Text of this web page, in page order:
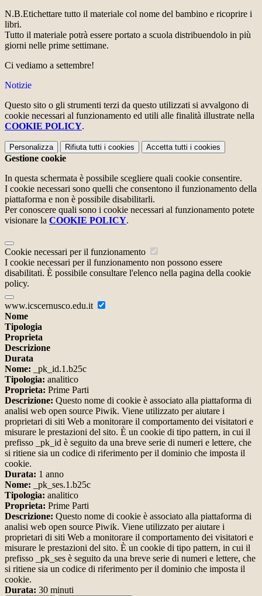
N.B.Etichettare tutto il materiale col nome del bambino e ricoprire i
libri.
Tutto il materiale potrà essere portato a scuola distribuendolo in più
giorni nelle prime settimane.
Ci vediamo a settembre!
Notizie
Questo sito o gli strumenti terzi da questo utilizzati si avvalgono di
cookie necessari al funzionamento ed utili alle finalità illustrate nella
COOKIE POLICY.
Personalizza Rifiuta tutti i cookies Accetta tutti i cookies
Gestione cookie
In questa schermata è possibile scegliere quali cookie consentire.
I cookie necessari sono quelli che consentono il funzionamento della
piattaforma e non è possibile disabilitarli.
Per conoscere quali sono i cookie necessari al funzionamento potete
visionare la COOKIE POLICY.
Cookie necessari per il funzionamento
I cookie necessari per il funzionamento non possono essere
disabilitati. È possibile consultare l'elenco nella pagina della cookie
policy.
www.icscernusco.edu.it
Nome
Tipologia
Proprieta
Descrizione
Durata
Nome: _pk_id.1.b25c
Tipologia: analitico
Proprieta: Prime Parti
Descrizione: Questo nome di cookie è associato alla piattaforma di
analisi web open source Piwik. Viene utilizzato per aiutare i
proprietari di siti Web a monitorare il comportamento dei visitatori e
misurare le prestazioni del sito. È un cookie di tipo pattern, in cui il
prefisso _pk_id è seguito da una breve serie di numeri e lettere, che
si ritiene sia un codice di riferimento per il dominio che imposta il
cookie.
Durata: 1 anno
Nome: _pk_ses.1.b25c
Tipologia: analitico
Proprieta: Prime Parti
Descrizione: Questo nome di cookie è associato alla piattaforma di
analisi web open source Piwik. Viene utilizzato per aiutare i
proprietari di siti Web a monitorare il comportamento dei visitatori e
misurare le prestazioni del sito. È un cookie di tipo pattern, in cui il
prefisso _pk_ses è seguito da una breve serie di numeri e lettere, che
si ritiene sia un codice di riferimento per il dominio che imposta il
cookie.
Durata: 30 minuti